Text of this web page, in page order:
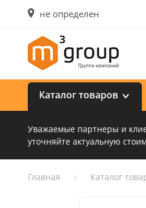
не определен
Каталог товаров
Уважаемые партнеры и
уточняйте актуальную
Главная Каталог